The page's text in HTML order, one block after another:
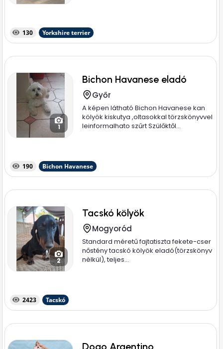
130 Yorkshire terrier
1
Bichon Havanese eladó
Győr
A képen látható Bichon Havanese kan
kölyök kiskutya ,oltasokkal törzskönyvvel
leinformalhato szűrt Szülőktől...
190 Bichon Havanese
2
Tacskó kölyök
Mogyoród
Standard méretű fajtatiszta fekete-cser
nőstény tacskó kölyök eladó(törzskönyv
nèlkül), teljes...
2423 Tacskó
Dogo Argentino